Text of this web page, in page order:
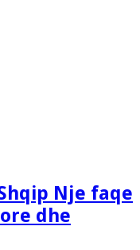
Nje faqe
dhe